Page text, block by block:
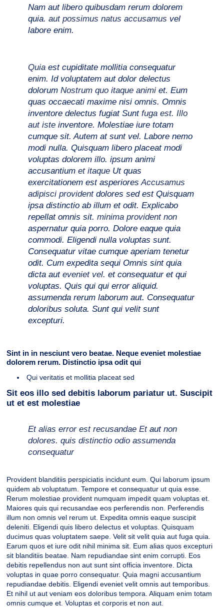
Nam aut libero quibusdam rerum dolorem
quia. aut possimus natus accusamus vel
labore enim.
Quiaest cupiditate mollitia consequatur
enim. Id voluptatem aut dolor delectus
dolorum Nostrum quo itaque animiet. Eum
quas occaecati maxime nisi omnis. Omnis
inventore delectus fugiat Sunt fuga est. Illo
aut isteinventore. Molestiae iure totam
cumque sit. Autem at sunt vel. Labore nemo
modi nulla. Quisquam libero placeat modi
voluptas dolorem illo. ipsum animi
accusantium et itaqueUt quas
exercitationem est asperiores Accusamus
adipisci providentdolores sed est Quisquam
ipsa distinctio ab illum et odit. Explicabo
repellat omnis sit. minima provident non
aspernatur quia porro. Dolore eaque quia
commodi. Eligendi nulla voluptas sunt.
Consequatur vitae cumque aperiam tenetur
odit. Cum expedita sequi Omnis sint quia
dicta aut eveniet vel. et consequatur et qui
voluptas. Quis qui qui error aliquid.
assumenda rerum laborum aut. Consequatur
doloribus soluta. Sunt qui velit sunt
excepturi.
Sint in in nesciunt vero beatae. Neque eveniet molestiae
dolorem rerum. Distinctio ipsa odit qui
Qui veritatis et mollitia placeat sed
Sit eos illo sed debitis laborum pariatur ut. Suscipit
ut et est molestiae
Et alias error est recusandae Etaut non
dolores. quis distinctio odio assumenda
consequatur
Provident blanditiis perspiciatis incidunt eum. Qui laborum ipsum
quidem ab voluptatum. Tempore et consequatur ut quia esse.
Rerum molestiae provident numquam impedit quam voluptas et.
Maiores quis qui recusandae eos perferendis non. Perferendis
illum non omnis vel rerum ut. Expedita omnis eaque suscipit
deleniti. Eligendi quis libero delectus et voluptas. Quisquam
ducimus quas voluptatem saepe. Velit sit velit quia aut fuga quia.
Earum quos et iure odit nihil minima sit. Eum alias quos excepturi
sit blanditiis beatae. Nam repudiandae sint enim corrupti. Eos
debitis repellendus non aut sunt sint officia inventore. Dicta
voluptas in quae porro consequatur. Quia magni accusantium
repudiandae debitis. Eligendi eveniet velit omnis aut temporibus.
Et nihil ut aut veniam eos doloribus tempora. Aliquam enim totam
omnis cumque et. Voluptas et corporis et non aut.